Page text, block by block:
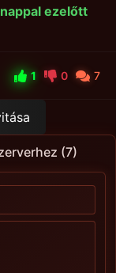
ezelőtt
1 0 7
(7)